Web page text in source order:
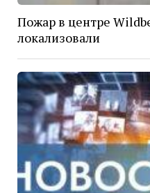
Пожар в центре
локализовали